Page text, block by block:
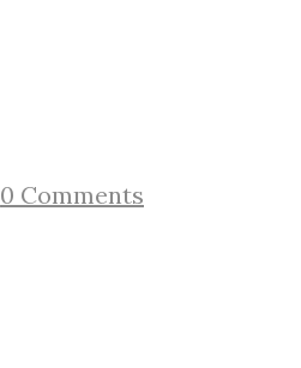
0 Comments